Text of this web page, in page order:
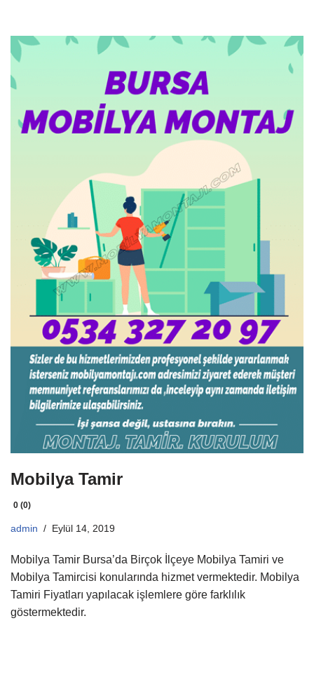
Mobilya Tamir
0 (0)
admin Eylül 14, 2019
Mobilya Tamir Bursa’da Birçok İlçeye Mobilya Tamiri ve
Mobilya Tamircisi konularında hizmet vermektedir. Mobilya
Tamiri Fiyatları yapılacak işlemlere göre farklılık
göstermektedir.